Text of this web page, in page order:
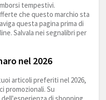
tempestivi.
che questo marchio sta
questa pagina prima di
Salvala nei segnalibri per
nel 2026
articoli preferiti nel 2026,
promozionali. Su